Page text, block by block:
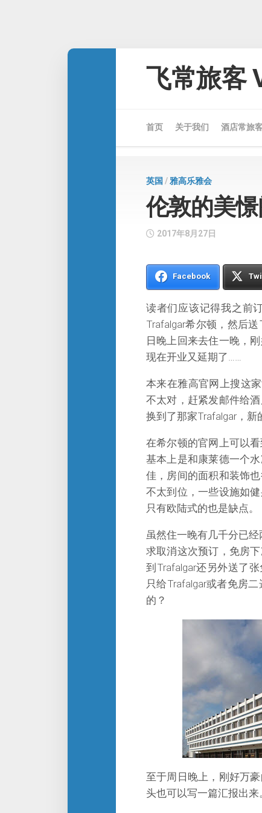
飞常旅客
首页 关于我们 酒店常旅
英国 /雅高乐雅会
伦敦的美憬
2017年8月27日
Facebook
读者们应该记得我之前
Trafalgar希尔顿，然后
日晚上回来去住一晚，
现在开业又延期了……
本来在雅高官网上搜这
不太对，赶紧发邮件给
换到了那家Trafalgar，新
在希尔顿的官网上可以
基本上是和康莱德一个
佳，房间的面积和装饰
不太到位，一些设施如
只有欧陆式的也是缺点。
虽然住一晚有几千分已
求取消这次预订，免房
到Trafalgar还另外送了
只给Trafalgar或者免房
的？
至于周日晚上，刚好万
头也可以写一篇汇报出来